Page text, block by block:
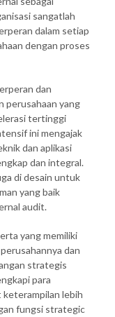
sangatlah
dalam setiap
dengan proses
dan
perusahaan yang
tertinggi
ini mengajak
dan aplikasi
dan integral.
di desain untuk
yang baik
audit.
yang memiliki
dan
strategis
para
lebih
fungsi strategic